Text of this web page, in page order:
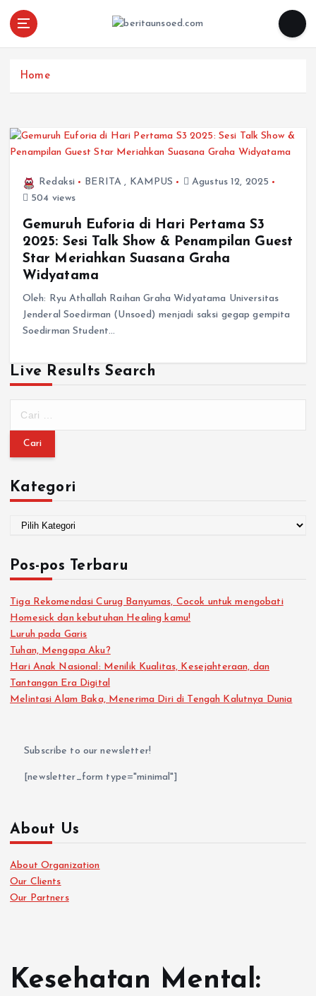
Home
Redaksi BERITA , KAMPUS
Agustus 12, 2025
504 views
Gemuruh Euforia di Hari Pertama S3
2025: Sesi Talk Show & Penampilan Guest
Star Meriahkan Suasana Graha
Widyatama
Oleh: Ryu Athallah Raihan Graha Widyatama Universitas
Jenderal Soedirman (Unsoed) menjadi saksi gegap gempita
Soedirman Student…
Live Results Search
Kategori
Pos-pos Terbaru
Tiga Rekomendasi Curug Banyumas, Cocok untuk mengobati
Homesick dan kebutuhan Healing kamu!
Luruh pada Garis
Tuhan, Mengapa Aku?
Hari Anak Nasional: Menilik Kualitas, Kesejahteraan, dan
Tantangan Era Digital
Melintasi Alam Baka, Menerima Diri di Tengah Kalutnya Dunia
Subscribe to our newsletter!
[newsletter_form type="minimal"]
About Us
About Organization
Our Clients
Our Partners
Kesehatan Mental: